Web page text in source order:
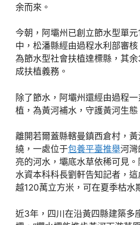
余而來。
今朝，阿壩州已創立節水型單
中，松潘縣經由過程水利部審
為節水型社會扶植達標縣，其
成扶植義務。
除了節水，阿壩州還經由過程
植，為黃河補水，守護黃河生態
離開若爾蓋縣轄曼鎮西倉村，
繞，一處位于包養平臺推舉河灣
亮的河水，壩底水草依稀可見
水資本科科長劉軒告知記者，
越120萬立方米，可在夏季枯水
近3年，四川在沿黃四縣建築多